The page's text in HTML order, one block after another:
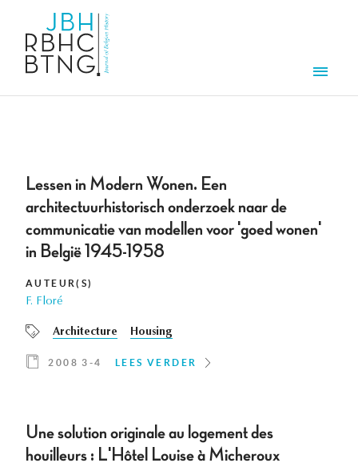
Lessen in Modern Wonen. Een
architectuurhistorisch onderzoek naar de
communicatie van modellen voor 'goed wonen'
in België 1945-1958
AUTEUR(S)
F. Floré
Architecture Housing
2008 3-4 LEES VERDER
Une solution originale au logement des
houilleurs : L'Hôtel Louise à Micheroux